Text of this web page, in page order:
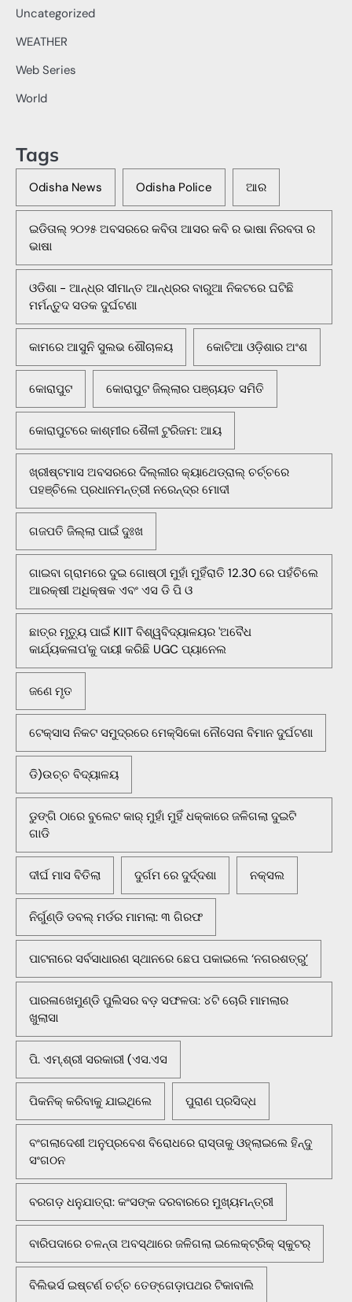
Uncategorized
WEATHER
Web Series
World
Tags
Odisha News Odisha Police ଆର
ଇଡିତାଲ୍ ୨୦୨୫ ଅବସରରେ କବିତା ଆସର କବି ର ଭାଷା ନିରବତା ର
ଭାଷା
ଓଡିଶା - ଆନ୍ଧ୍ର ସୀମାନ୍ତ ଆନ୍ଧ୍ରର ବାରୁଆ ନିକଟରେ ଘଟିଛି
ମର୍ମନ୍ତୁଦ ସଡକ ଦୁର୍ଘଟଣା
କାମରେ ଆସୁନି ସୁଲଭ ଶୌଚାଳୟ କୋଟିଆ ଓଡ଼ିଶାର ଅଂଶ
କୋରାପୁଟ କୋରାପୁଟ ଜିଲ୍ଲାର ପଞ୍ଚାୟତ ସମିତି
କୋରାପୁଟରେ କାଶ୍ମୀର ଶୈଳୀ ଟୁରିଜମ: ଆୟ
ଖ୍ରୀଷ୍ଟମାସ ଅବସରରେ ଦିଲ୍ଲୀର କ୍ୟାଥେଡ୍ରାଲ୍ ଚର୍ଚ୍ଚରେ
ପହଞ୍ଚିଲେ ପ୍ରଧାନମନ୍ତ୍ରୀ ନରେନ୍ଦ୍ର ମୋଦୀ
ଗଜପତି ଜିଲ୍ଲା ପାଇଁ ଦୁଃଖ
ଗାଇବା ଗ୍ରାମରେ ଦୁଇ ଗୋଷ୍ଠୀ ମୁହାଁ ମୁହିଁରାତି 12.30 ରେ ପହଁଚିଲେ
ଆରକ୍ଷୀ ଅଧିକ୍ଷକ ଏବଂ ଏସ ଡି ପି ଓ
ଛାତ୍ର ମୃତ୍ୟୁ ପାଇଁ KIIT ବିଶ୍ୱବିଦ୍ୟାଳୟର 'ଅବୈଧ
କାର୍ଯ୍ୟକଳାପ'କୁ ଦାୟୀ କରିଛି UGC ପ୍ୟାନେଲ
ଜଣେ ମୃତ
ଟେକ୍ସାସ ନିକଟ ସମୁଦ୍ରରେ ମେକ୍ସିକୋ ନୌସେନା ବିମାନ ଦୁର୍ଘଟଣା
ଡି)ଉଚ୍ଚ ବିଦ୍ୟାଳୟ
ଡୁଙ୍ଗି ଠାରେ ବୁଲେଟ କାର୍ ମୁହାଁ ମୁହିଁ ଧକ୍କାରେ ଜଳିଗଲା ଦୁଇଟି
ଗାଡି
ଦୀର୍ଘ ମାସ ବିତିଲା ଦୁର୍ଗମ ରେ ଦୁର୍ଦ୍ଦଶା ନକ୍ସଲ
ନିର୍ଗୁଣ୍ଡି ଡବଲ୍ ମର୍ଡର ମାମଲା: ୩ ଗିରଫ
ପାଟନାରେ ସର୍ବସାଧାରଣ ସ୍ଥାନରେ ଛେପ ପକାଇଲେ ‘ନଗରଶତ୍ରୁ’
ପାରଳାଖେମୁଣ୍ଡି ପୁଲିସର ବଡ଼ ସଫଳତା: ୪ଟି ଚୋରି ମାମଲାର
ଖୁଲାସା
ପି. ଏମ୍.ଶ୍ରୀ ସରକାରୀ (ଏସ.ଏସ
ପିକନିକ୍‌ କରିବାକୁ ଯାଇଥିଲେ ପୁରାଣ ପ୍ରସିଦ୍ଧ
ବଂଗଲାଦେଶୀ ଅନୁପ୍ରବେଶ ବିରୋଧରେ ରାସ୍ତାକୁ ଓହ୍ଲାଇଲେ ହିନ୍ଦୁ
ସଂଗଠନ
ବରଗଡ଼ ଧନୁଯାତ୍ରା: କଂସଙ୍କ ଦରବାରରେ ମୁଖ୍ୟମନ୍ତ୍ରୀ
ବାରିପଦାରେ ଚଳନ୍ତା ଅବସ୍ଥାରେ ଜଳିଗଲା ଇଲେକ୍ଟ୍ରିକ୍ ସ୍କୁଟର୍
ବିଲିଭର୍ସ ଇଷ୍ଟର୍ଣ ଚର୍ଚ୍ଚ ତେଙ୍ଗେଡ଼ାପଥର ଟିକାବାଲି